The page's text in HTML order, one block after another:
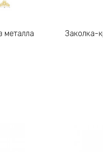
Заколка-краб для волос из металла